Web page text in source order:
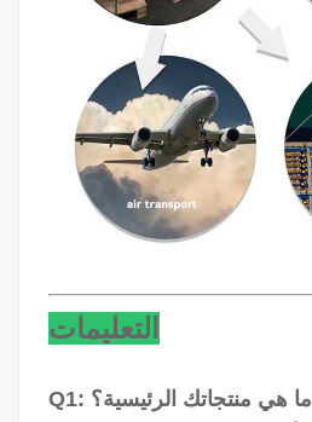
التعليمات
Q1: ما هي منتجاتك الرئيسية؟